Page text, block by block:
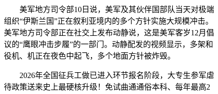
美军地方司令部10日说，美军及其伙伴国部队当天对极端
组织“伊斯兰国”正在叙利亚境内的多个方针实施大规模冲击。
美军地方司令部正在社交上发布动静说，这是美军客岁12月倡
议的“鹰眼冲击步履”的一部门。动静配发的视频显示，多架和
役机、机正在夜色中起飞，多个地面方针被炸毁。
2026年全国征兵工做已进入环节报名阶段，大专生参军虐
待政策送来史上最硬核升级！免试曲通通俗本科、每年最高2